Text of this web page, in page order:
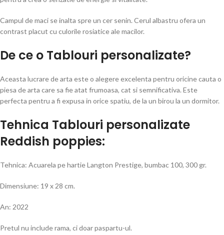
Campul de maci se inalta spre un cer senin. Cerul albastru ofera un
contrast placut cu culorile rosiatice ale macilor.
De ce o Tablouri personalizate?
Aceasta lucrare de arta este o alegere excelenta pentru oricine cauta o
piesa de arta care sa fie atat frumoasa, cat si semnificativa. Este
perfecta pentru a fi expusa in orice spatiu, de la un birou la un dormitor.
Tehnica Tablouri personalizate
Reddish poppies:
Tehnica: Acuarela pe hartie Langton Prestige, bumbac 100, 300 gr.
Dimensiune: 19 x 28 cm.
An: 2022
Pretul nu include rama, ci doar paspartu-ul.